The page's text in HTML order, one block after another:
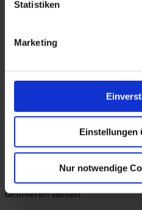
Statistiken
Marketing
Einstellungen
Nur notwendige
nicht alles top-down
lediglich einen Rahmen
Personalentwickler sollten
Präzision und Eindeutigkeit
Was nicht heißt, dass nicht
Natürlich gibt es Bereiche, in
Lernziele klar zu umreißen.
vorgeschrieben. Doch immer
Lernparts, die sich nicht von
definieren lassen.